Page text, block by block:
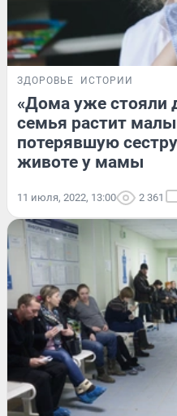
ЗДОРОВЬЕ ИСТОРИИ
«Дома уже стояли
семья растит
потерявшую
животе у мамы
11 июля, 2022, 13:00 2 361